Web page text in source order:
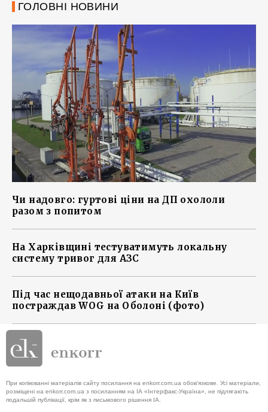
ГОЛОВНІ НОВИНИ
Чи надовго: гуртові ціни на ДП охололи
разом з попитом
На Харківщині тестуватимуть локальну
систему тривог для АЗС
Під час нещодавньої атаки на Київ
постраждав WOG на Оболоні (фото)
При копіюванні матеріалів сайту посилання на enkorr.com.ua обов'язкове. Усі матеріали,
розміщені на enkorr.com.ua з посиланням на ІА «Інтерфакс-Україна», не підлягають
подальшій публікації, крім як з письмового рішення ІА.